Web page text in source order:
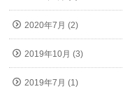
2020年7月 (2)
2019年10月 (3)
2019年7月 (1)